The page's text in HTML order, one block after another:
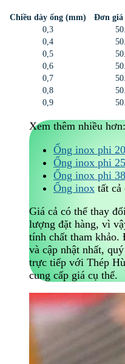
Chiều dày ống (mm) Đơn
0,3
0,4
0,5
0,6
0,7
0,8
0,9
Xem thêm nhiều hơn:
Ống inox phi
Ống inox phi 25
Ống inox phi 38
Ống inox tất cả
Giá cả có thể thay
lượng đặt hàng, vì
tính chất tham khảo.
và cập nhật nhất,
trực tiếp với Thép
cung cấp giá cụ thể.